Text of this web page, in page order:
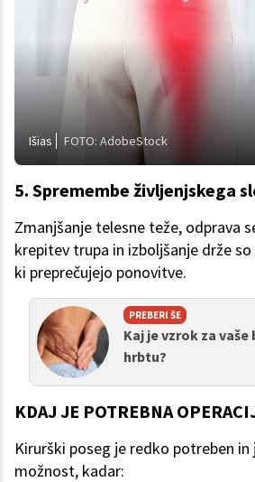
Išias FOTO: AdobeStock
5. Spremembe življenjskega
Zmanjšanje telesne teže, odprava
krepitev trupa in izboljšanje drže
ki preprečujejo ponovitve.
PREBERI ŠE
Kaj je vzrok za vaše
hrbtu?
KDAJ JE POTREBNA
Kirurški poseg je redko potreben in
možnost, kadar: